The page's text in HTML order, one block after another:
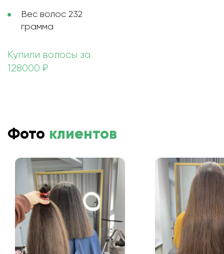
Вес волос 232
грамма
Купили волосы за
128000 ₽
Фото клиентов